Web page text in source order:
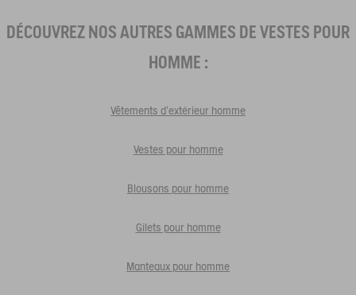
DÉCOUVREZ NOS AUTRES GAMMES DE VESTES POUR
HOMME :
Vêtements d'extérieur homme
Vestes pour homme
Blousons pour homme
Gilets pour homme
Manteaux pour homme